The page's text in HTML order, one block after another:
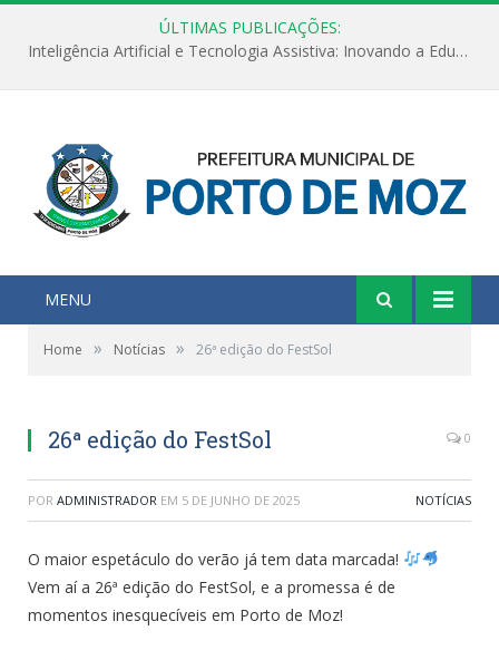
ÚLTIMAS PUBLICAÇÕES:
Inteligência Artificial e Tecnologia Assistiva: Inovando a Educação Especial e Inclusiva
MENU
Home » Notícias » 26ª edição do FestSol
26ª edição do FestSol 0
POR ADMINISTRADOR EM 5 DE JUNHO DE 2025 NOTÍCIAS
O maior espetáculo do verão já tem data marcada!
Vem aí a 26ª edição do FestSol, e a promessa é de
momentos inesquecíveis em Porto de Moz!